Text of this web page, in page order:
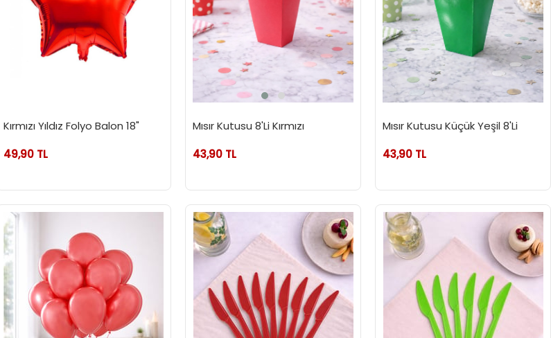
Kırmızı Yıldız Folyo Balon 18"
49,90 TL
Mısır Kutusu 8'Li Kırmızı
43,90 TL
Mısır Kutusu Küçük Yeşil 8'Li
43,90 TL